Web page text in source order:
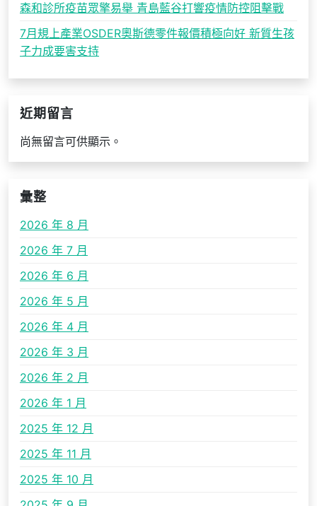
森和診所疫苗眾擎易舉 青島藍谷打響疫情防控阻擊戰
7月規上產業OSDER奧斯德零件報價積極向好 新質生孩
子力成要害支持
近期留言
尚無留言可供顯示。
彙整
2026 年 8 月
2026 年 7 月
2026 年 6 月
2026 年 5 月
2026 年 4 月
2026 年 3 月
2026 年 2 月
2026 年 1 月
2025 年 12 月
2025 年 11 月
2025 年 10 月